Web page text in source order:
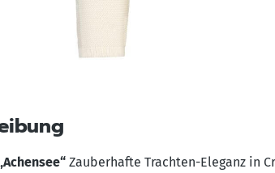
Zauberhafte Trachten-Eleganz in